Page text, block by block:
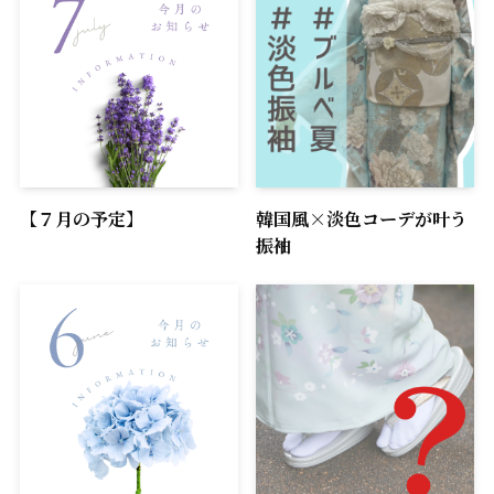
【７月の予定】
韓国風×淡色コーデが叶う
振袖